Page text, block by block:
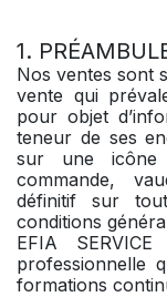
1.
Nos ventes sont
vente qui
pour objet
teneur de ses
sur une icône
commande,
définitif sur
conditions
EFIA
professionnelle
formations